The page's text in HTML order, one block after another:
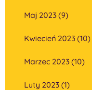
Maj 2023 (9)
Kwiecień 2023 (10)
Marzec 2023 (10)
Luty 2023 (1)